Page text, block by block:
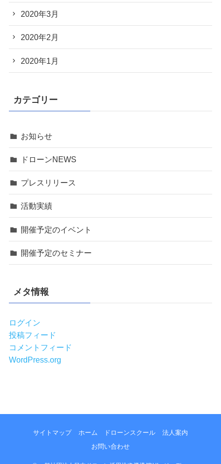
2020年3月
2020年2月
2020年1月
カテゴリー
お知らせ
ドローンNEWS
プレスリリース
活動実績
開催予定のイベント
開催予定のセミナー
メタ情報
ログイン
投稿フィード
コメントフィード
WordPress.org
サイトマップ ホーム ドローンスクール
法人案内
お問い合わせ